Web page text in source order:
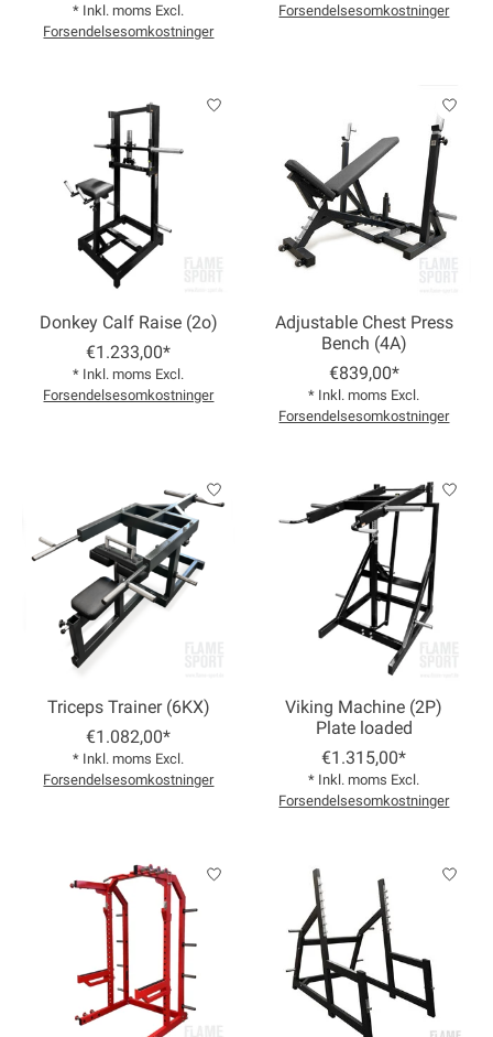
* Inkl. moms Excl.
Forsendelsesomkostninger
Forsendelsesomkostninger
Donkey Calf Raise (2o)
€1.233,00*
* Inkl. moms Excl.
Forsendelsesomkostninger
Adjustable Chest Press
Bench (4A)
€839,00*
* Inkl. moms Excl.
Forsendelsesomkostninger
Triceps Trainer (6KX)
€1.082,00*
* Inkl. moms Excl.
Forsendelsesomkostninger
Viking Machine (2P)
Plate loaded
€1.315,00*
* Inkl. moms Excl.
Forsendelsesomkostninger